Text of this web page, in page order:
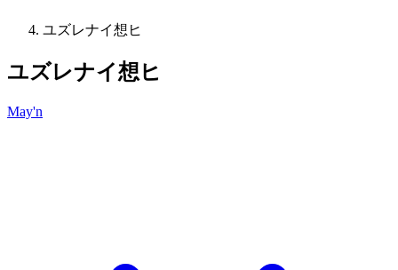
ユズレナイ想ヒ
ユズレナイ想ヒ
May'n